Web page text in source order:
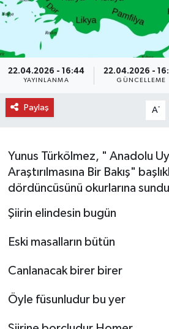
22.04.2026 - 16:44
YAYINLANMA
22.04.2026 -
GÜNCELLEME
Paylaş A-
Yunus Türkölmez, " Anadolu
Araştırılmasına Bir Bakış"
dördüncüsünü okurlarına
Şiirin elindesin bugün
Eski masalların bütün
Canlanacak birer birer
Öyle füsunludur bu yer
Devrekani Haberleri
Doğanyurt Haberleri
Hanönü Haberleri
İhsangazi Haberleri
Küre Haberleri